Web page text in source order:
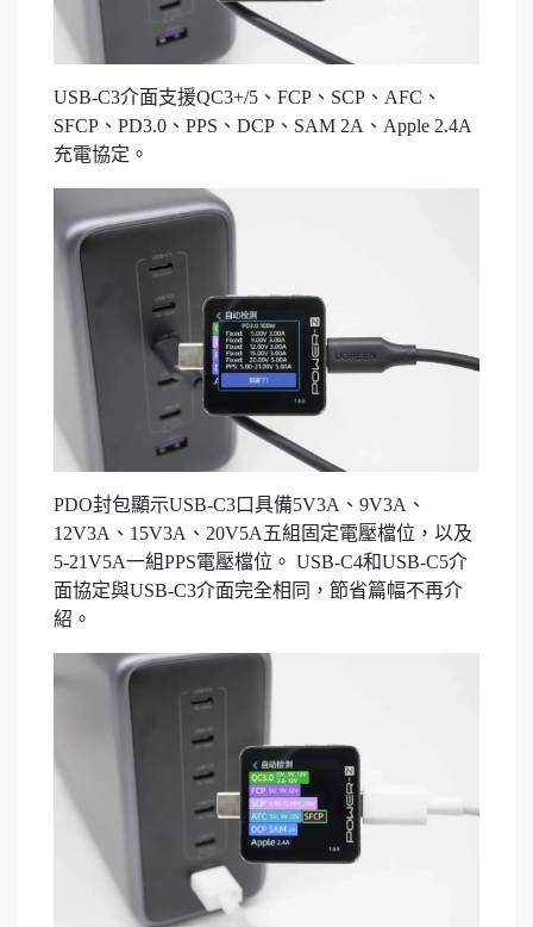
USB-C3介面支援QC3+/5、FCP、SCP、AFC、
SFCP、PD3.0、PPS、DCP、SAM 2A、Apple 2.4A
充電協定。
PDO封包顯示USB-C3口具備5V3A、9V3A、
12V3A、15V3A、20V5A五組固定電壓檔位，以及
5-21V5A一組PPS電壓檔位。 USB-C4和USB-C5介
面協定與USB-C3介面完全相同，節省篇幅不再介
紹。